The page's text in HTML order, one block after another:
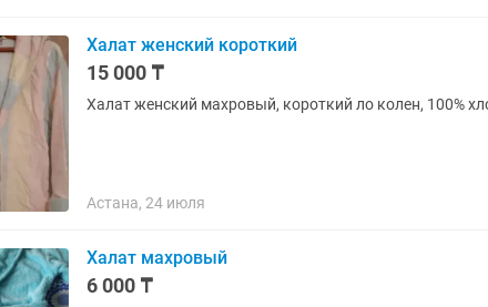
Халат женский короткий
15 000 ₸
Халат женский махровый, короткий ло колен, 100%
Астана, 24 июля
Халат махровый
6 000 ₸